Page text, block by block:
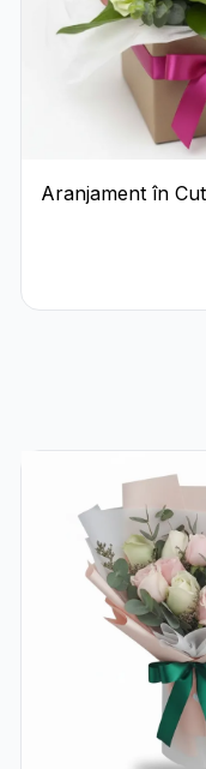
Aranjament în